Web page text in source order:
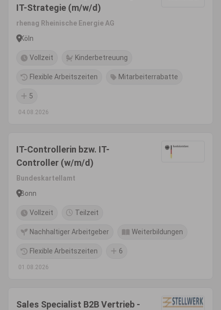
IT-Strategie (m/w/d)
rhenag Rheinische Energie AG
Köln
Vollzeit Kinderbetreuung
Flexible Arbeitszeiten Mitarbeiterrabatte
5
04.08.2026
IT-Controllerin bzw. IT-
Controller (w/m/d)
Bundeskartellamt
Bonn
Vollzeit Teilzeit
Nachhaltiger Arbeitgeber Weiterbildungen
Flexible Arbeitszeiten 6
01.08.2026
Sales Specialist B2B Vertrieb -